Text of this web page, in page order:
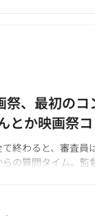
祭、最初の
とか映画祭
終わると、審査
の質問タイム。